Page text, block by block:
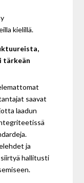
kielillä.
tärkeän
saavat
laadun
ja
hallitusti